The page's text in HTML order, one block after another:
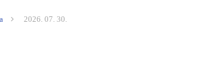
2026. 07. 30.